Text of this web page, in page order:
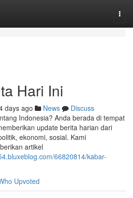
Hari Ini
days ago News
Discuss
Indonesia? Anda berada di tempat
update berita harian dari
ekonomi, sosial. Kami
artikel
66820814/kabar-
Upvoted